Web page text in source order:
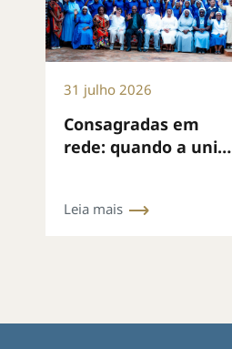
31 julho 2026
Consagradas em
rede: quando a união
Leia mais